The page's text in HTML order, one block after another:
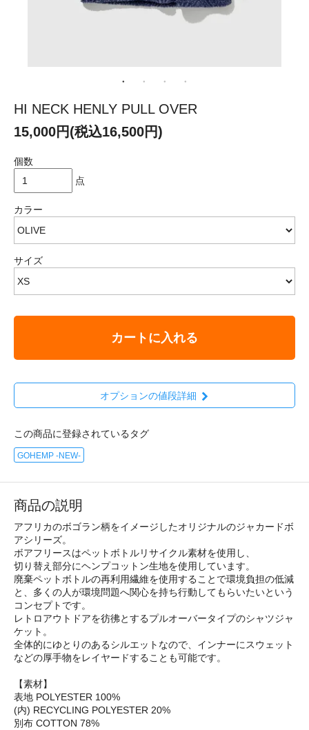
HI NECK HENLY PULL OVER
15,000円(税込16,500円)
個数
点
カラー
サイズ
カートに入れる
オプションの値段詳細
この商品に登録されているタグ
GOHEMP -NEW-
商品の説明
アフリカのボゴラン柄をイメージしたオリジナルのジャカードボ
アシリーズ。
ボアフリースはペットボトルリサイクル素材を使用し、
切り替え部分にヘンプコットン生地を使用しています。
廃棄ペットボトルの再利用繊維を使用することで環境負担の低減
と、多くの人が環境問題へ関心を持ち行動してもらいたいという
コンセプトです。
レトロアウトドアを彷彿とするプルオーバータイプのシャツジャ
ケット。
全体的にゆとりのあるシルエットなので、インナーにスウェット
などの厚手物をレイヤードすることも可能です。
【素材】
表地 POLYESTER 100%
(内) RECYCLING POLYESTER 20%
別布 COTTON 78%